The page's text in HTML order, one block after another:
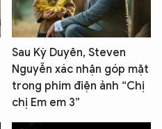
Sau Kỳ Duyên, Steven
Nguyễn xác nhận góp mặt
trong phim điện ảnh “Chị
chị Em em 3”